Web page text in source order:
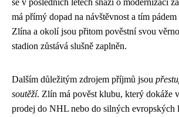
se v posledních letech snaží o modernizaci
má přímý dopad na návštěvnost a tím
Zlína a okolí jsou přitom pověstní svou
stadion zůstává slušně zaplněn.
Dalším důležitým zdrojem příjmů jsou
soutěží. Zlín má pověst klubu, který dokáže
prodej do NHL nebo do silných evropských